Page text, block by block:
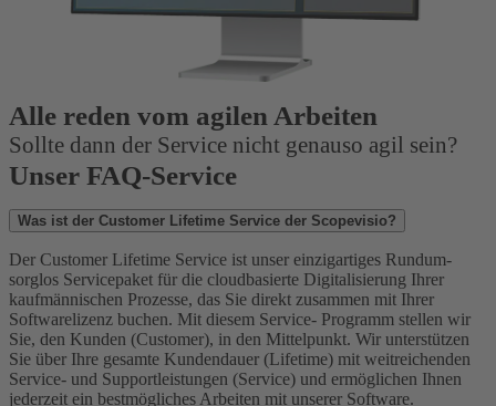
Alle reden vom agilen Arbeiten
Sollte dann der Service nicht genauso agil sein?
Unser FAQ-Service
Was ist der Customer Lifetime Service der Scopevisio?
Der Customer Lifetime Service ist unser einzigartiges Rundum-
sorglos Servicepaket für die cloudbasierte Digitalisierung Ihrer
kaufmännischen Prozesse, das Sie direkt zusammen mit Ihrer
Softwarelizenz buchen. Mit diesem Service- Programm stellen wir
Sie, den Kunden (Customer), in den Mittelpunkt. Wir unterstützen
Sie über Ihre gesamte Kundendauer (Lifetime) mit weitreichenden
Service- und Supportleistungen (Service) und ermöglichen Ihnen
jederzeit ein bestmögliches Arbeiten mit unserer Software.